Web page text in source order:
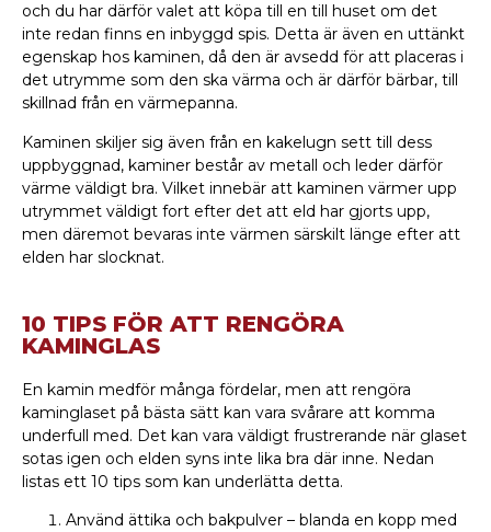
och du har därför valet att köpa till en till huset om det
inte redan finns en inbyggd spis. Detta är även en uttänkt
egenskap hos kaminen, då den är avsedd för att placeras i
det utrymme som den ska värma och är därför bärbar, till
skillnad från en värmepanna.
Kaminen skiljer sig även från en kakelugn sett till dess
uppbyggnad, kaminer består av metall och leder därför
värme väldigt bra. Vilket innebär att kaminen värmer upp
utrymmet väldigt fort efter det att eld har gjorts upp,
men däremot bevaras inte värmen särskilt länge efter att
elden har slocknat.
10 TIPS FÖR ATT RENGÖRA
KAMINGLAS
En kamin medför många fördelar, men att rengöra
kaminglaset på bästa sätt kan vara svårare att komma
underfull med. Det kan vara väldigt frustrerande när glaset
sotas igen och elden syns inte lika bra där inne. Nedan
listas ett 10 tips som kan underlätta detta.
Använd ättika och bakpulver – blanda en kopp med